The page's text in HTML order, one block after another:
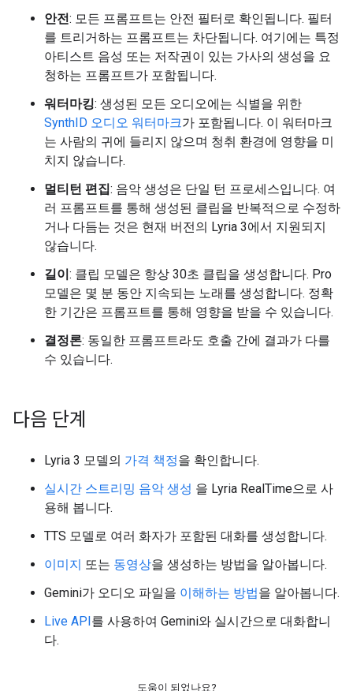
안전: 모든 프롬프트는 안전 필터로 확인됩니다. 필터
를 트리거하는 프롬프트는 차단됩니다. 여기에는 특정
아티스트 음성 또는 저작권이 있는 가사의 생성을 요
청하는 프롬프트가 포함됩니다.
워터마킹: 생성된 모든 오디오에는 식별을 위한
SynthID 오디오 워터마크가 포함됩니다. 이 워터마크
는 사람의 귀에 들리지 않으며 청취 환경에 영향을 미
치지 않습니다.
멀티턴 편집: 음악 생성은 단일 턴 프로세스입니다. 여
러 프롬프트를 통해 생성된 클립을 반복적으로 수정하
거나 다듬는 것은 현재 버전의 Lyria 3에서 지원되지
않습니다.
길이: 클립 모델은 항상 30초 클립을 생성합니다. Pro
모델은 몇 분 동안 지속되는 노래를 생성합니다. 정확
한 기간은 프롬프트를 통해 영향을 받을 수 있습니다.
결정론: 동일한 프롬프트라도 호출 간에 결과가 다를
수 있습니다.
다음 단계
Lyria 3 모델의 가격 책정을 확인합니다.
실시간 스트리밍 음악 생성 을 Lyria RealTime으로 사
용해 봅니다.
TTS 모델로 여러 화자가 포함된 대화를 생성합니다.
이미지 또는 동영상을 생성하는 방법을 알아봅니다.
Gemini가 오디오 파일을 이해하는 방법을 알아봅니다.
Live API를 사용하여 Gemini와 실시간으로 대화합니
다.
도움이 되었나요?